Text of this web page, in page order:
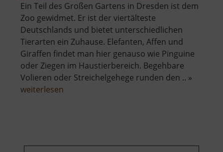
Ein Teil des Großen Gartens in Dresden ist dem
Zoo gewidmet. Er ist der viertälteste
Deutschlands und bietet unterschiedlichen
Tierarten ein Zuhause. Elefanten, Affen und
Giraffen findet man hier genauso wie Pinguine
oder Ziegen im Haustierbereich. Begehbare
Volieren oder Streichelgehege runden den .. »
weiterlesen